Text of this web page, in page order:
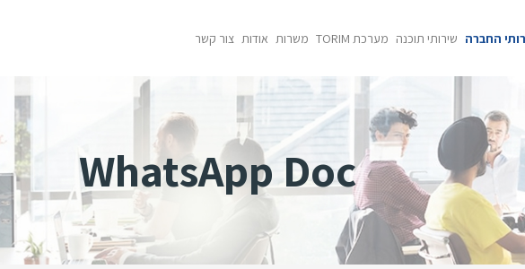
החברה שירותי תוכנה מערכת TORIM משרות אודות צור קשר
WhatsApp Doc